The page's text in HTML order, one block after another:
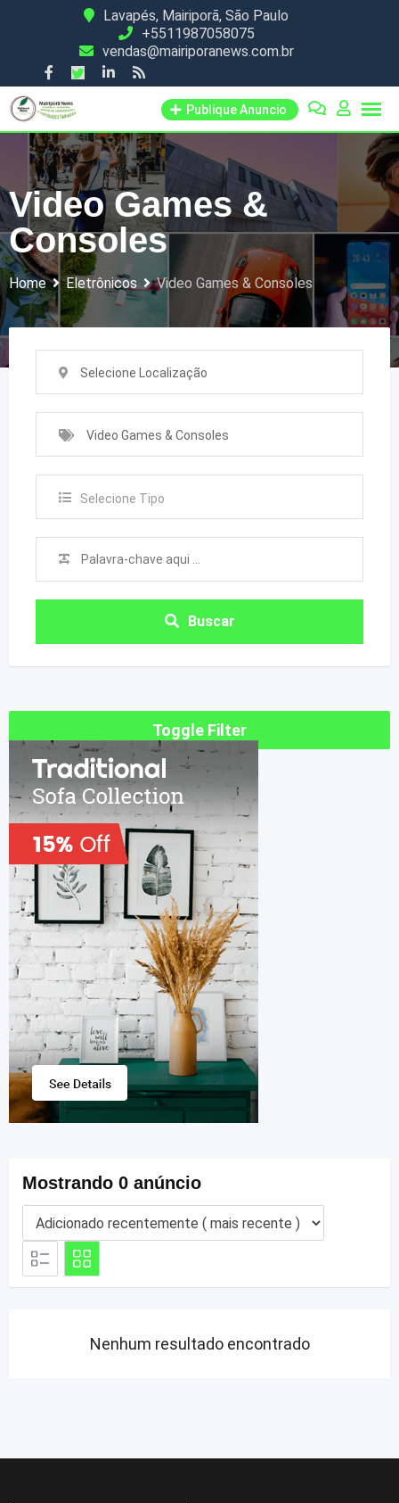
content
Lavapés, Mairiporã, São Paulo
+5511987058075
vendas@mairiporanews.com.br
Publique Anuncio
Video Games &
Consoles
Home Eletrônicos Video Games & Consoles
Selecione Localização
Video Games & Consoles
Selecione Tipo
Buscar
Toggle Filter
Mostrando 0 anúncio
Nenhum resultado encontrado